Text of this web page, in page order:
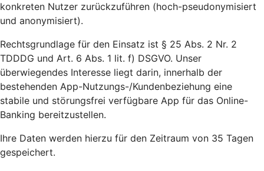
konkreten Nutzer zurückzuführen (hoch-pseudonymisiert
und anonymisiert).
Rechtsgrundlage für den Einsatz ist § 25 Abs. 2 Nr. 2
TDDDG und Art. 6 Abs. 1 lit. f) DSGVO. Unser
überwiegendes Interesse liegt darin, innerhalb der
bestehenden App-Nutzungs-/Kundenbeziehung eine
stabile und störungsfrei verfügbare App für das Online-
Banking bereitzustellen.
Ihre Daten werden hierzu für den Zeitraum von 35 Tagen
gespeichert.